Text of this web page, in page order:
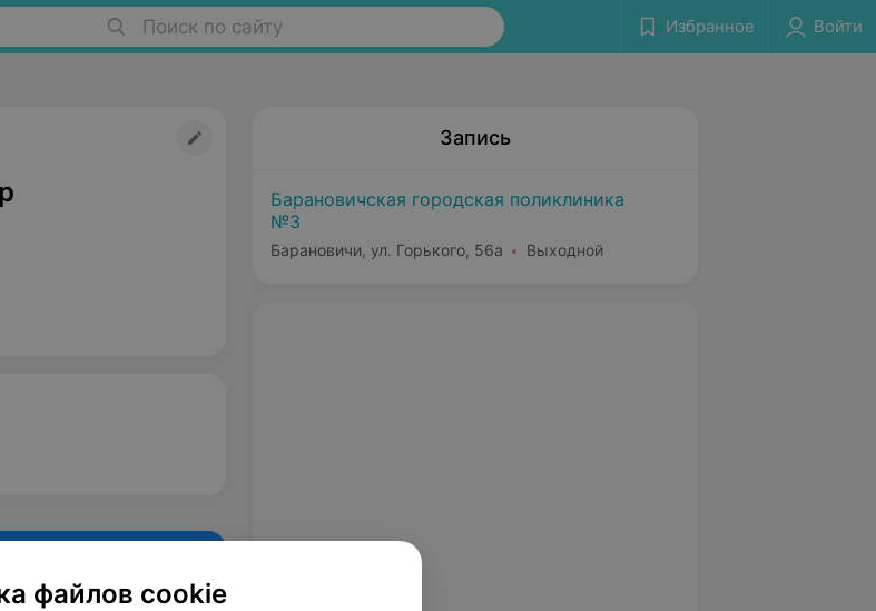
Поиск по сайту Избранное Войти
Запись
Барановичская городская поликлиника
№3
Барановичи, ул. Горького, 56а Выходной
файлов cookie